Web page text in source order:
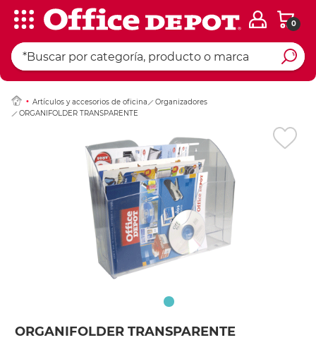
0
Artículos y accesorios de oficina
Organizadores
ORGANIFOLDER TRANSPARENTE
ORGANIFOLDER TRANSPARENTE
Ingresar Codigo